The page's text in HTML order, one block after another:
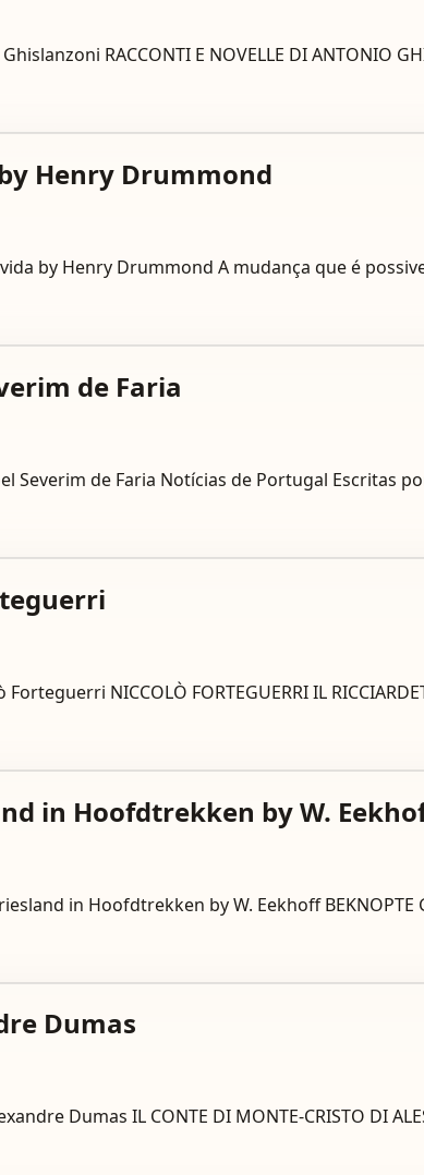
RACCONTI E NOVELLE DI ANTONIO
Henry Drummond
by Henry Drummond A mudança que é
de Faria
de Faria Notícias de Portugal Escritas
NICCOLÒ FORTEGUERRI IL
in Hoofdtrekken by W.
in Hoofdtrekken by W. Eekhoff BEKNOPTE
Dumas
Dumas IL CONTE DI MONTE-CRISTO DI